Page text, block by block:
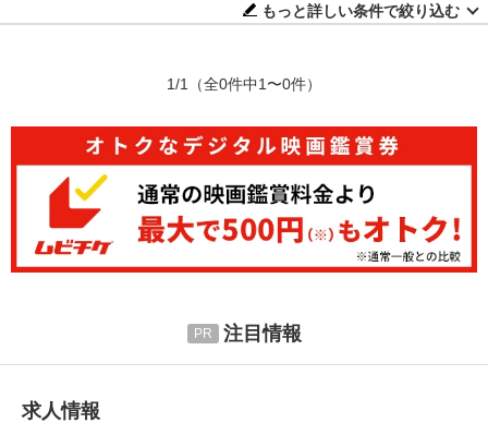
もっと詳しい条件で絞り込む
1/1 （全0件中1〜0件）
注目情報
求人情報